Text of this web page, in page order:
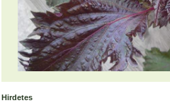
Hirdetes